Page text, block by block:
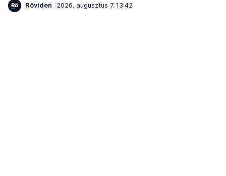
Röviden
2026. augusztus 7. 13:42